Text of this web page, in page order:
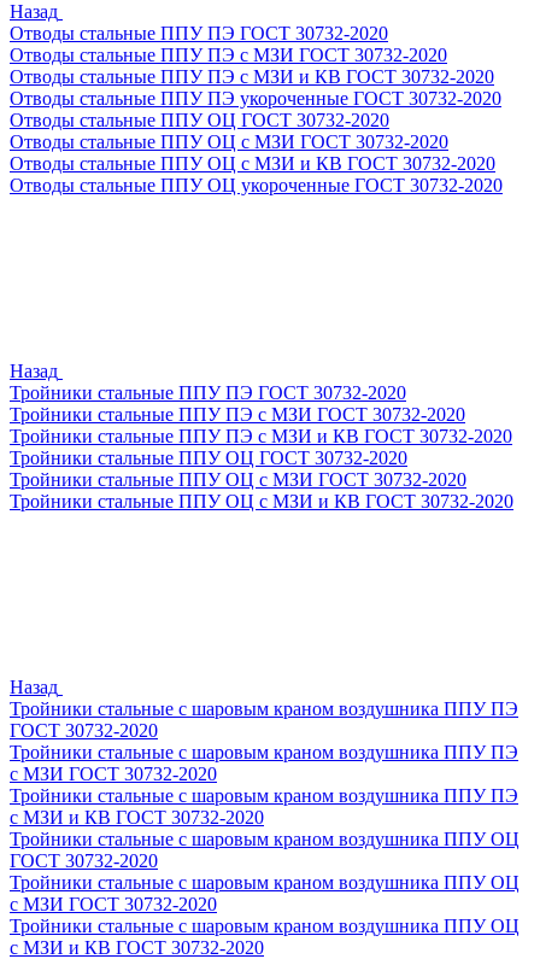
Назад
Отводы стальные ППУ ПЭ ГОСТ 30732-2020
Отводы стальные ППУ ПЭ с МЗИ ГОСТ 30732-2020
Отводы стальные ППУ ПЭ с МЗИ и КВ ГОСТ 30732-2020
Отводы стальные ППУ ПЭ укороченные ГОСТ 30732-2020
Отводы стальные ППУ ОЦ ГОСТ 30732-2020
Отводы стальные ППУ ОЦ с МЗИ ГОСТ 30732-2020
Отводы стальные ППУ ОЦ с МЗИ и КВ ГОСТ 30732-2020
Отводы стальные ППУ ОЦ укороченные ГОСТ 30732-2020
Назад
Тройники стальные ППУ ПЭ ГОСТ 30732-2020
Тройники стальные ППУ ПЭ с МЗИ ГОСТ 30732-2020
Тройники стальные ППУ ПЭ с МЗИ и КВ ГОСТ 30732-2020
Тройники стальные ППУ ОЦ ГОСТ 30732-2020
Тройники стальные ППУ ОЦ с МЗИ ГОСТ 30732-2020
Тройники стальные ППУ ОЦ с МЗИ и КВ ГОСТ 30732-2020
Назад
Тройники стальные с шаровым краном воздушника ППУ ПЭ
ГОСТ 30732-2020
Тройники стальные с шаровым краном воздушника ППУ ПЭ
с МЗИ ГОСТ 30732-2020
Тройники стальные с шаровым краном воздушника ППУ ПЭ
с МЗИ и КВ ГОСТ 30732-2020
Тройники стальные с шаровым краном воздушника ППУ ОЦ
ГОСТ 30732-2020
Тройники стальные с шаровым краном воздушника ППУ ОЦ
с МЗИ ГОСТ 30732-2020
Тройники стальные с шаровым краном воздушника ППУ ОЦ
с МЗИ и КВ ГОСТ 30732-2020